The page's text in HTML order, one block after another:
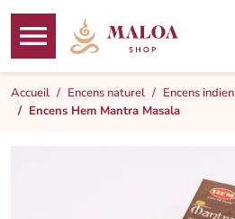

MENU
Accueil Encens naturel
Encens indien
Encens Hem Mantra Masala